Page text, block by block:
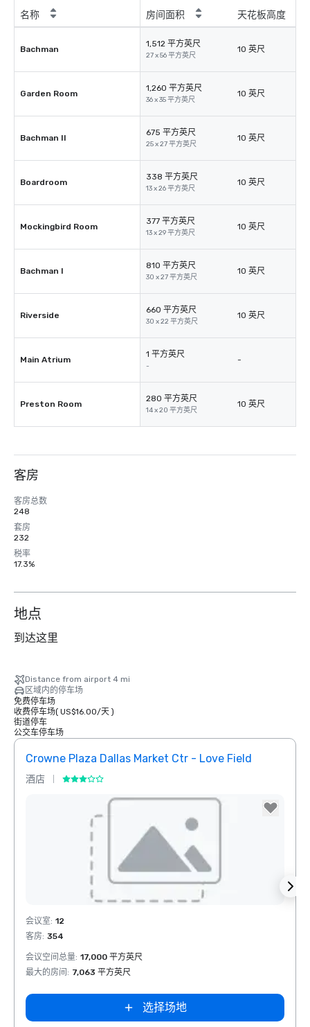
名称 房间面积 天花板高度
Bachman
1,512 平方英尺
27 x 56 平方英尺
10 英尺
Garden Room
1,260 平方英尺
36 x 35 平方英尺
10 英尺
Bachman II
675 平方英尺
25 x 27 平方英尺
10 英尺
Boardroom
338 平方英尺
13 x 26 平方英尺
10 英尺
Mockingbird Room
377 平方英尺
13 x 29 平方英尺
10 英尺
Bachman I
810 平方英尺
30 x 27 平方英尺
10 英尺
Riverside
660 平方英尺
30 x 22 平方英尺
10 英尺
Main Atrium
1 平方英尺
-
-
Preston Room
280 平方英尺
14 x 20 平方英尺
10 英尺
客房
客房总数
248
套房
232
税率
17.3%
地点
到达这里
Distance from airport 4 mi
区域内的停车场
免费停车场
收费停车场( US$16.00/天)
街道停车
公交车停车场
Crowne Plaza Dallas Market Ctr - Love Field
酒店
Removed from favorites
会议室: 12
客房: 354
会议空间总量: 17,000 平方英尺
最大的房间 : 7,063 平方英尺
选择场地